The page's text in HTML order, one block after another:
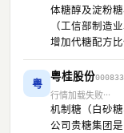
体糖醇及淀粉
（工信部制造
增加代糖配方比
粤
粤桂股份000833
行情加载失败
机制糖（白砂
公司贵糖集团